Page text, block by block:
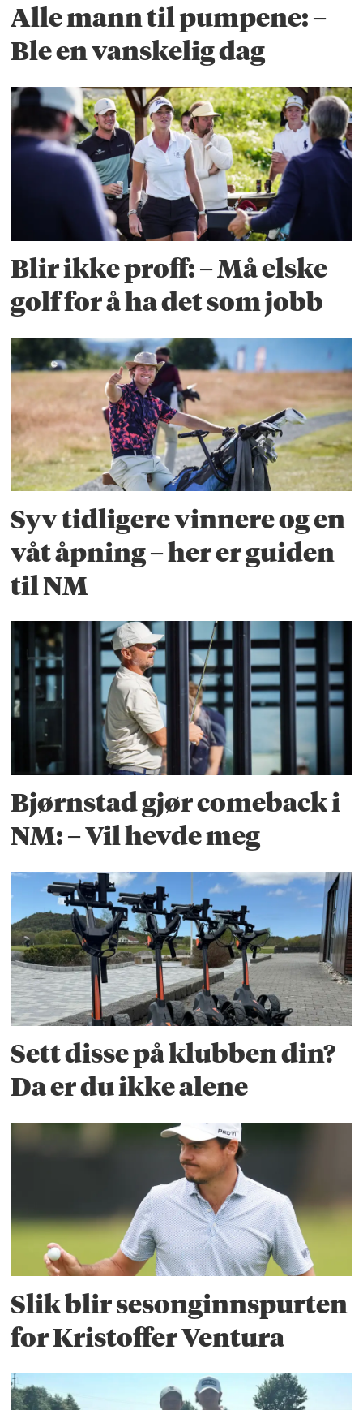
Alle mann til pumpene: –
Ble en vanskelig dag
Blir ikke proff: – Må elske
golf for å ha det som jobb
Syv tidligere vinnere og en
våt åpning – her er guiden
til NM
Bjørnstad gjør comeback i
NM: – Vil hevde meg
Sett disse på klubben din?
Da er du ikke alene
Slik blir sesonginnspurten
for Kristoffer Ventura